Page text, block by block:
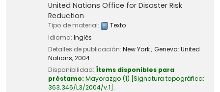
United Nations Office for Disaster Risk
Reduction
Tipo de material:
Texto
Idioma: Inglés
Detalles de publicación: New York ; Geneva: United
Nations,2004
Disponibilidad: Ítems disponibles para
préstamo: Mayorazgo (1) Signatura topográfica:
363.346/L3/2004/v.1 .